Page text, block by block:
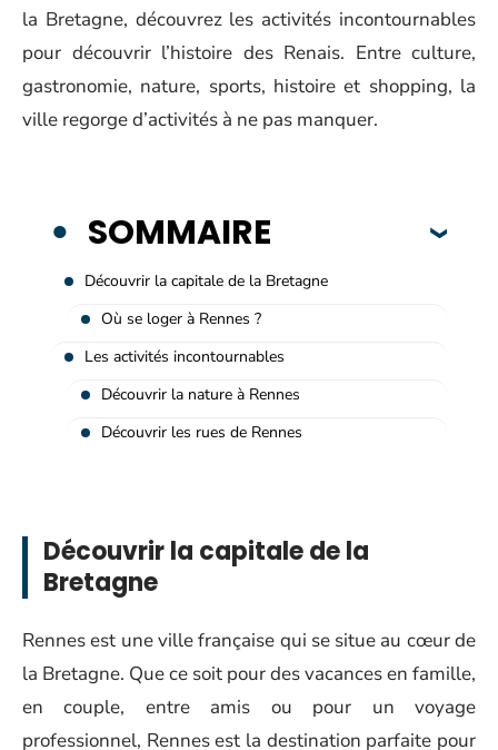
la Bretagne, découvrez les activités incontournables
pour découvrir l’histoire des Renais. Entre culture,
gastronomie, nature, sports, histoire et shopping, la
ville regorge d’activités à ne pas manquer.
SOMMAIRE
Découvrir la capitale de la Bretagne
Où se loger à Rennes ?
Les activités incontournables
Découvrir la nature à Rennes
Découvrir les rues de Rennes
Découvrir la capitale de la
Bretagne
Rennes est une ville française qui se situe au cœur de
la Bretagne. Que ce soit pour des vacances en famille,
en couple, entre amis ou pour un voyage
professionnel, Rennes est la destination parfaite pour